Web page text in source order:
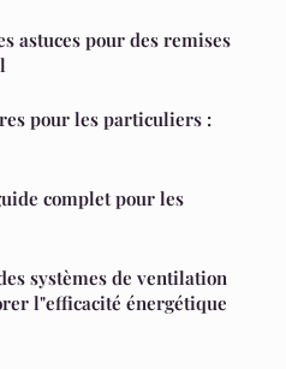
astuces pour des remises
pour les particuliers :
complet pour les
systèmes de ventilation
l"efficacité énergétique